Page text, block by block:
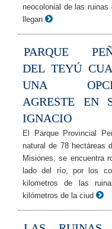
neocolonial de las
llegan
PARQUE
DEL TEYÚ
UNA
AGRESTE EN
IGNACIO
El Parque Provincial
natural de 78 hectáreas
Misiones, se encuentra
lado del río, por los
kilometros de las
kilómetros de la ciud